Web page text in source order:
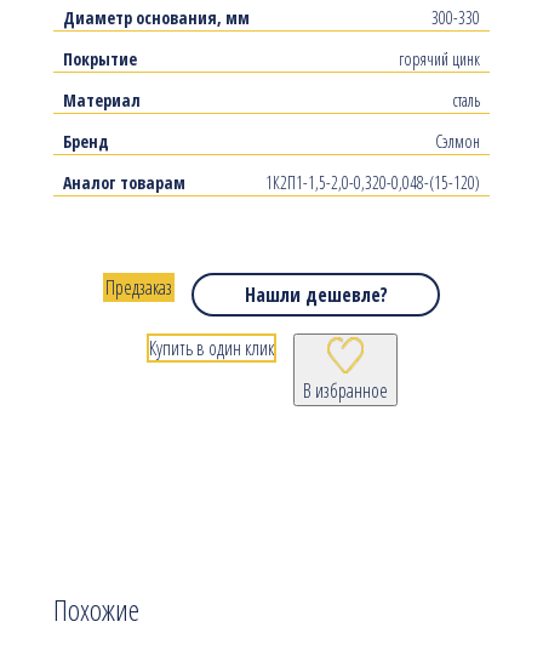
Диаметр основания, мм
300-330
Покрытие
горячий цинк
Материал
сталь
Бренд
Сэлмон
Аналог товарам
1К2П1-1,5-2,0-0,320-0,048-(15-120)
Нашли дешевле?
В избранное
Предзаказ
Купить в один клик
Похожие